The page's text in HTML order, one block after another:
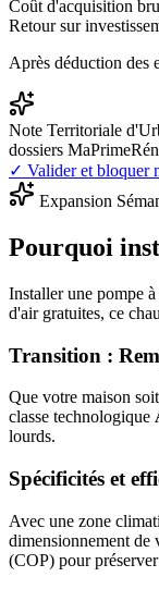
Coût d'acquisition
Retour sur
Après déduction des
Note Territoriale
dossiers
✓ Valider et bloquer
Expansion
Pourquoi
Installer une pompe
d'air gratuites, ce
Transition :
Que votre maison
classe technologique
lourds.
Spécificités et
Avec une zone
dimensionnement de
(COP) pour